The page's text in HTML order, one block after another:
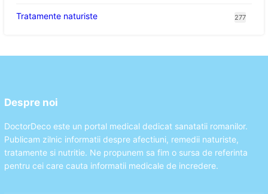
Tratamente naturiste 277
Despre noi
DoctorDeco este un portal medical dedicat sanatatii romanilor.
Publicam zilnic informatii despre afectiuni, remedii naturiste,
tratamente si nutritie. Ne propunem sa fim o sursa de referinta
pentru cei care cauta informatii medicale de incredere.